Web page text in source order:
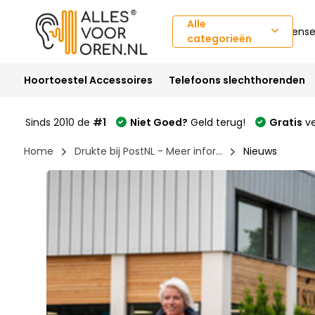
Welkom
Alle
categorieën
Hoortoestel Accessoires Telefoons slechthorenden
Sinds 2010 de #1 Niet Goed? Geld terug! Gratis
Home Drukte bij PostNL - Meer infor... Nieuws